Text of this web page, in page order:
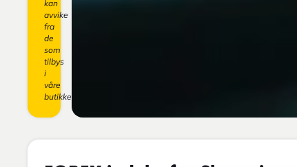
kan
avvike
fra
de
som
tilbys
i
våre
butikker.